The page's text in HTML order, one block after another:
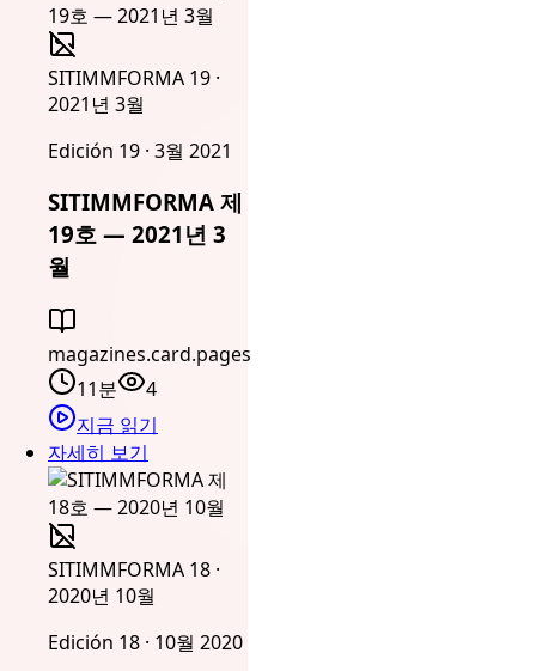
SITIMMFORMA 19 ·
2021년 3월
Edición 19 · 3월 2021
SITIMMFORMA 제
19호 — 2021년 3
월
magazines.card.pages
11분
4
지금 읽기
자세히 보기
SITIMMFORMA 18 ·
2020년 10월
Edición 18 · 10월 2020